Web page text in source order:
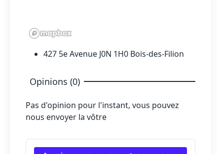
427 5e Avenue J0N 1H0 Bois-des-Filion
Opinions (0)
Pas d'opinion pour l'instant, vous pouvez
nous envoyer la vôtre